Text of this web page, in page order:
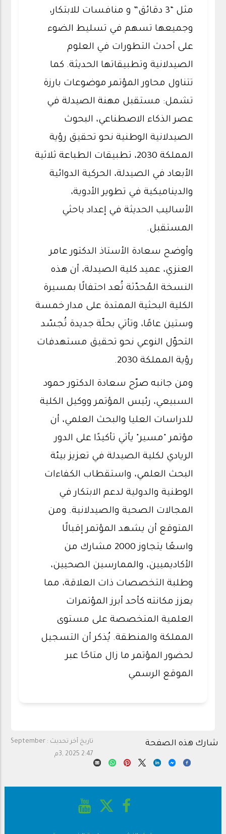
مثل “3 دقائق” و منافسات للابتكار،
وجميعها تسهم في تسليط الضوء
على أحدث التطورات في العلوم
الصيدلانية وتطبيقاتها الحديثة. كما
تتناول محاور المؤتمر موضوعات بارزة
تشمل: مستقبل مهنة الصيدلة في
عصر الذكاء الاصطناعي، البحوث
الصيدلانية الوطنية نحو تحقيق رؤية
المملكة 2030، تطبيقات الطباعة ثلاثية
الأبعاد في الصيدلة، الحركية الدوائية
والديناميكية في تطوير الأدوية،
الأساليب الحديثة في إعداد باحثي
المستقبل.
وأوضح سعادة الأستاذ الدكتور عامر
العنزي، عميد كلية الصيدلة، أن هذه
النسخة المُحدّثة تُعد احتفالًا بمسيرة
الكلية البحثية الممتدة على مدار خمسة
وستين عامًا، وتأتي بحلّة جديدة تُجسّد
التحوّل النوعي نحو تحقيق مستهدفات
رؤية المملكة 2030.
ومن جانبه صرّح سعادة الدكتور حمود
السبيعي، رئيس المؤتمر ووكيل الكلية
للدراسات العليا والبحث العلمي، أن
مؤتمر "مسير" يأتي تأكيدًا على الدور
الريادي لكلية الصيدلة في تعزيز بيئة
البحث العلمي، واستقطاب الكفاءات
الوطنية والدولية لدعم الابتكار في
المجالات الصحية والصيدلانية. ومن
المتوقع أن يشهد المؤتمر إقبالًا
واسعًا يتجاوز 2000 مشارك من
الأكاديميين، والممارسين الصحيين،
وطلبة التخصصات ذات العلاقة، مما
يعزز مكانته كأحد أبرز المؤتمرات
العلمية المتخصصة على مستوى
المملكة والمنطقة. يُذكر أن التسجيل
لحضور المؤتمر ما زال متاحًا عبر
الموقع الرسمي
تاريخ آخر تحديث : September
3, 2025 2:47م
شارك هذه الصفحة